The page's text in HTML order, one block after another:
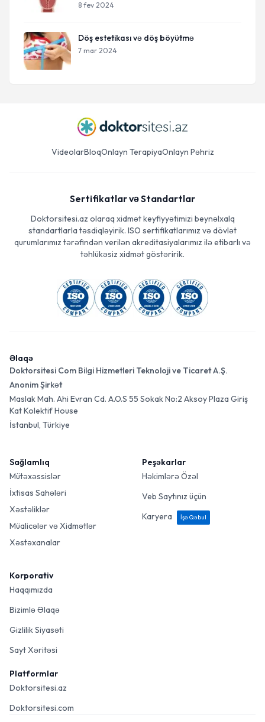
8 fev 2024
Döş estetikası və döş böyütmə
7 mar 2024
VideolarBloqOnlayn TerapiyaOnlayn Pəhriz
Sertifikatlar və Standartlar
Doktorsitesi.az olaraq xidmət keyfiyyətimizi beynəlxalq
standartlarla təsdiqləyirik. ISO sertifikatlarımız və dövlət
qurumlarımız tərəfindən verilən akreditasiyalarımız ilə etibarlı və
təhlükəsiz xidmət göstəririk.
Əlaqə
Doktorsitesi Com Bilgi Hizmetleri Teknoloji ve Ticaret A.Ş.
Anonim Şirkət
Maslak Mah. Ahi Evran Cd. A.O.S 55 Sokak No:2 Aksoy Plaza Giriş
Kat Kolektif House
İstanbul, Türkiye
Sağlamlıq
Mütəxəssislər
İxtisas Sahələri
Xəstəliklər
Müalicələr və Xidmətlər
Xəstəxanalar
Peşəkarlar
Həkimlərə Özəl
Veb Saytınız üçün
Karyera
İşə Qəbul
Korporativ
Haqqımızda
Bizimlə Əlaqə
Gizlilik Siyasəti
Sayt Xəritəsi
Platformlar
Doktorsitesi.az
Doktorsitesi.com